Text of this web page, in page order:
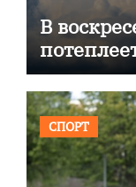
В
СПОРТ